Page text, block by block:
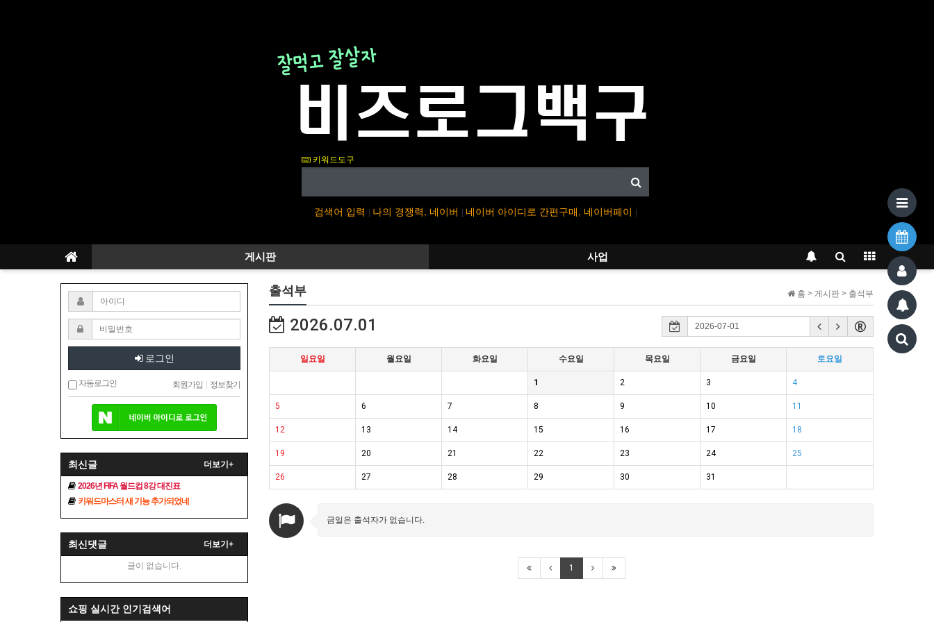
키워드도구
검색어 입력 | 나의 경쟁력, 네이버 | 네이버 아이디로 간편구매, 네이버페이 |
게시판 사업
홈 > 게시판 > 출석부
출석부
2026.07.01
일요일 월요일 화요일 수요일 목요일 금요일 토요일
1 2 3 4
5 6 7 8 9 10 11
12 13 14 15 16 17 18
19 20 21 22 23 24 25
26 27 28 29 30 31
금일은 출석자가 없습니다.
1
로그인
자동로그인 회원가입 정보찾기
최신글 더보기+
2026년 FIFA 월드컵 8강 대진표
키워드마스터 새 기능 추가되었네
최신댓글 더보기+
글이 없습니다.
쇼핑 실시간 인기검색어